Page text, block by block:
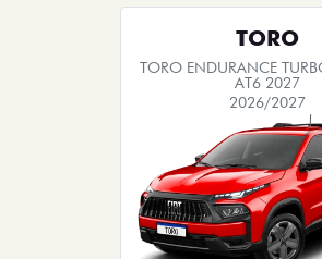
TORO
TORO ENDURANCE
AT6 2027
2026/2027